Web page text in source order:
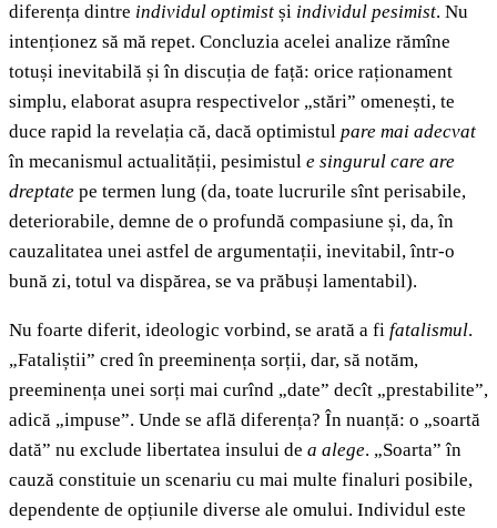
diferența dintre individul optimist și individul pesimist. Nu
intenționez să mă repet. Concluzia acelei analize rămîne
totuși inevitabilă și în discuția de față: orice raționament
simplu, elaborat asupra respectivelor „stări” omenești, te
duce rapid la revelația că, dacă optimistul pare mai adecvat
în mecanismul actualității, pesimistul e singurul care are
dreptate pe termen lung (da, toate lucrurile sînt perisabile,
deteriorabile, demne de o profundă compasiune și, da, în
cauzalitatea unei astfel de argumentații, inevitabil, într-o
bună zi, totul va dispărea, se va prăbuși lamentabil).
Nu foarte diferit, ideologic vorbind, se arată a fi fatalismul.
„Fataliștii” cred în preeminența sorții, dar, să notăm,
preeminența unei sorți mai curînd „date” decît „prestabilite”,
adică „impuse”. Unde se află diferența? În nuanță: o „soartă
dată” nu exclude libertatea insului de a alege. „Soarta” în
cauză constituie un scenariu cu mai multe finaluri posibile,
dependente de opțiunile diverse ale omului. Individul este